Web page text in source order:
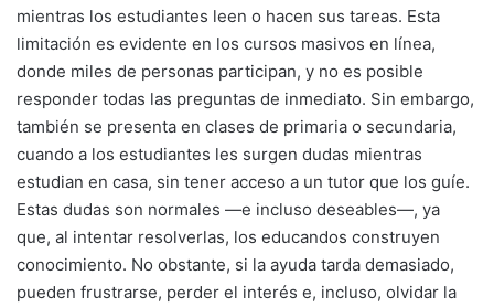
mientras los estudiantes leen o hacen sus tareas. Esta
limitación es evidente en los cursos masivos en línea,
donde miles de personas participan, y no es posible
responder todas las preguntas de inmediato. Sin embargo,
también se presenta en clases de primaria o secundaria,
cuando a los estudiantes les surgen dudas mientras
estudian en casa, sin tener acceso a un tutor que los guíe.
Estas dudas son normales —e incluso deseables—, ya
que, al intentar resolverlas, los educandos construyen
conocimiento. No obstante, si la ayuda tarda demasiado,
pueden frustrarse, perder el interés e, incluso, olvidar la